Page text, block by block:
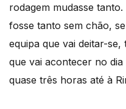
rodagem mudasse
fosse tanto sem chão,
equipa que vai deitar-
que vai acontecer no dia
quase três horas até à